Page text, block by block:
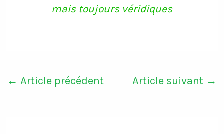
mais toujours véridiques
← Article précédent Article suivant →